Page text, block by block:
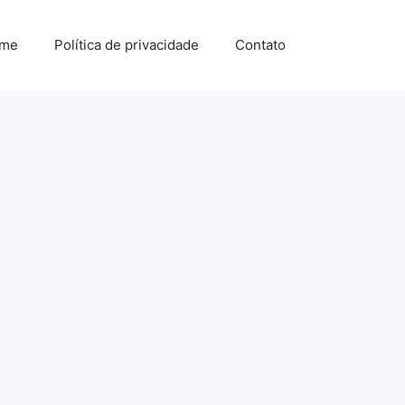
Política de privacidade Contato